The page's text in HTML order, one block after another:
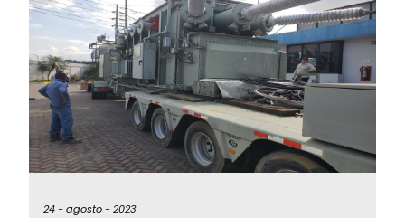
24 -agosto -2023